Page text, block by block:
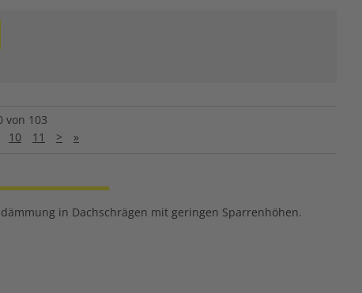
von 103
10 11 > »
in Dachschrägen mit geringen Sparrenhöhen.